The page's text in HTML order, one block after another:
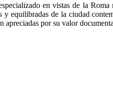
en vistas de la
de la ciudad
por su valor